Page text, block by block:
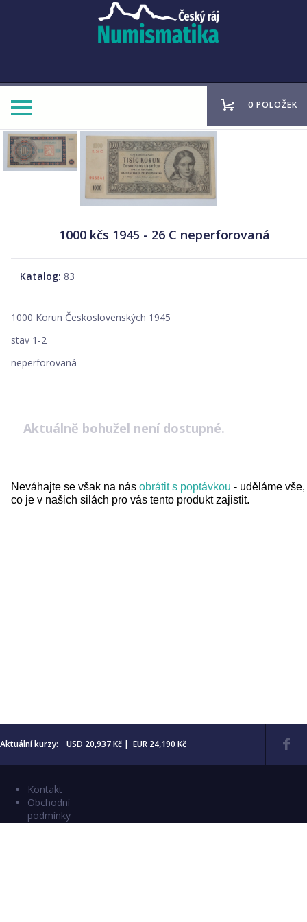
0 POLOŽEK
1000 kčs 1945 - 26 C neperforovaná
Katalog: 83
1000 Korun Československých 1945
stav 1-2
neperforovaná
Aktuálně bohužel není dostupné.
Neváhajte se však na nás obrátit s poptávkou - uděláme vše,
co je v našich silách pro vás tento produkt zajistit.
Aktuální kurzy: USD 20,937 Kč | EUR 24,190 Kč
Kontakt
Obchodní
podmínky